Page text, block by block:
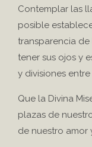
Contemplar las
posible
transparencia
tener sus ojos y
y divisiones
Que la Divina
plazas de
de nuestro amor